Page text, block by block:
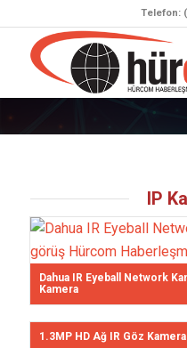
Telefon:
IP
Dahua IR Eyeball Network
Kamera
1.3MP HD Ağ IR Göz